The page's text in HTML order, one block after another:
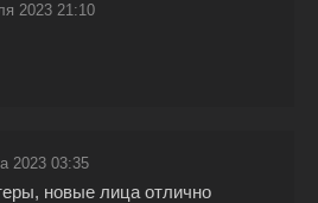
2023 21:10
2023 03:35
новые лица отлично